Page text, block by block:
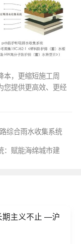
本，更缩短施工周
您提供更高效、更经
综合雨水收集系统
：赋能海绵城市建
期主义不止 —沪